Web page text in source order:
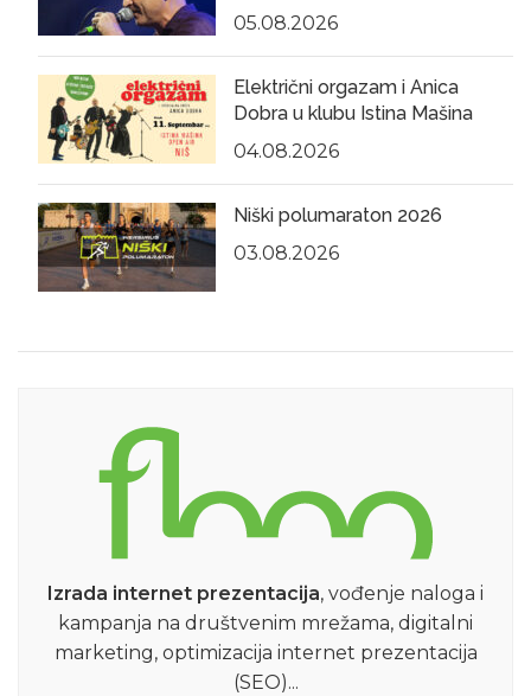
05.08.2026
Električni orgazam i Anica
Dobra u klubu Istina Mašina
04.08.2026
Niški polumaraton 2026
03.08.2026
Izrada internet prezentacija, vođenje naloga i
kampanja na društvenim mrežama, digitalni
marketing, optimizacija internet prezentacija
(SEO)...